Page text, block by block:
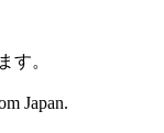
す。
Japan.